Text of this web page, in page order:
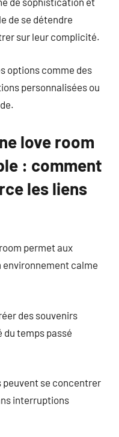
de se détendre
sur leur complicité.
options comme des
personnalisées ou
love room
: comment
les liens
permet aux
environnement calme
des souvenirs
du temps passé
peuvent se concentrer
interruptions